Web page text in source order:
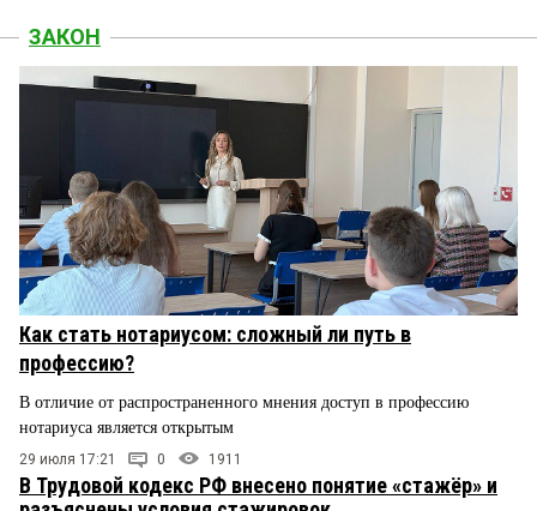
ЗАКОН
Как стать нотариусом: сложный ли путь в
профессию?
В отличие от распространенного мнения доступ в профессию
нотариуса является открытым
29 июля 17:21 0 1911
В Трудовой кодекс РФ внесено понятие «стажёр» и